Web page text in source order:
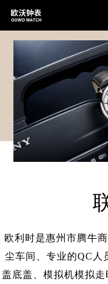
欧利时是惠州市腾牛
尘车间、专业的QC人
盖底盖、模拟机模拟